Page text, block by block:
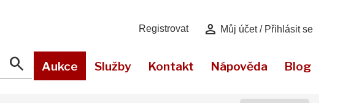
Registrovat person Můj účet / Přihlásit se
search Aukce Služby Kontakt Nápověda Blog